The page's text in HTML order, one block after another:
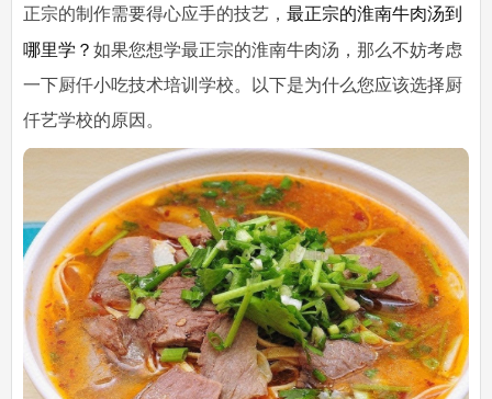
正宗的制作需要得心应手的技艺， 最正宗的淮南牛肉汤到
哪里学 ？ 如果您想学最正宗的淮南牛肉汤，那么不妨考虑
一下厨仟小吃技术培训学校。以下是为什么您应该选择厨
仟艺学校的原因。